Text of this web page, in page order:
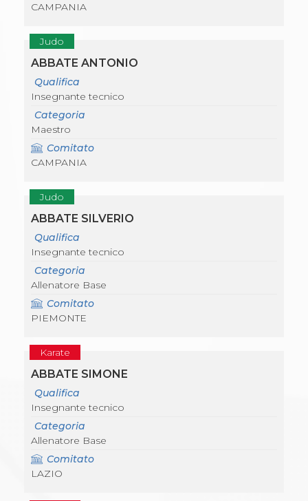
CAMPANIA
Judo
ABBATE ANTONIO
Qualifica
Insegnante tecnico
Categoria
Maestro
Comitato
CAMPANIA
Judo
ABBATE SILVERIO
Qualifica
Insegnante tecnico
Categoria
Allenatore Base
Comitato
PIEMONTE
Karate
ABBATE SIMONE
Qualifica
Insegnante tecnico
Categoria
Allenatore Base
Comitato
LAZIO